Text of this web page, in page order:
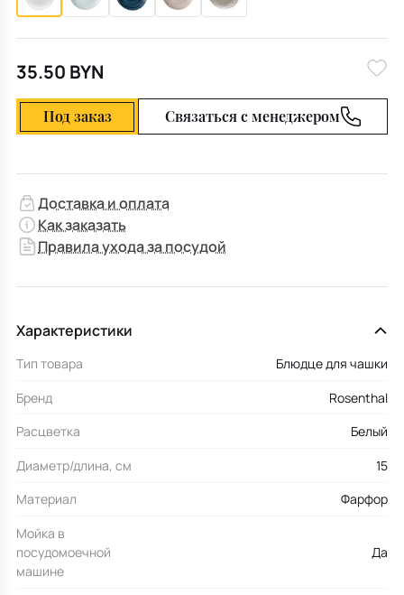
35.50 BYN
Под заказ Связаться с менеджером
Доставка и оплата
Как заказать
Правила ухода за посудой
Характеристики
Тип товара
Блюдце для чашки
Бренд
Rosenthal
Расцветка
Белый
Диаметр/длина, см
15
Материал
Фарфор
Мойка в
посудомоечной
машине
Да